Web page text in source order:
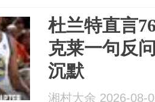
杜兰特直言
克莱一句反
沉默
湘村大余 2026-08-